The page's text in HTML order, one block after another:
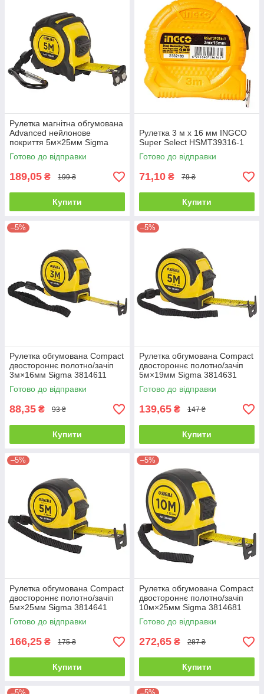
Рулетка магнітна обгумована
Advanced нейлонове
покриття 5м×25мм Sigma
3823161
Готово до відправки
189,05 ₴ 199 ₴
Купити
Рулетка 3 м х 16 мм INGCO
Super Select HSMT39316-1
Готово до відправки
71,10 ₴ 79 ₴
Купити
–5%
Рулетка обгумована Compact
двостороннє полотно/зачіп
3м×16мм Sigma 3814611
Готово до відправки
88,35 ₴ 93 ₴
Купити
–5%
Рулетка обгумована Compact
двостороннє полотно/зачіп
5м×19мм Sigma 3814631
Готово до відправки
139,65 ₴ 147 ₴
Купити
–5%
Рулетка обгумована Compact
двостороннє полотно/зачіп
5м×25мм Sigma 3814641
Готово до відправки
166,25 ₴ 175 ₴
Купити
–5%
Рулетка обгумована Compact
двостороннє полотно/зачіп
10м×25мм Sigma 3814681
Готово до відправки
272,65 ₴ 287 ₴
Купити